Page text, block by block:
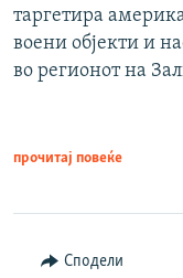
таргетира
воени објекти и
во регионот на
прочитај повеќе
Сподели